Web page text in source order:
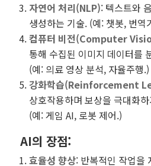
자연어 처리(NLP): 텍스트와
생성하는 기술. (예: 챗봇, 번역
컴퓨터 비전(Computer
통해 수집된 이미지 데이터를
(예: 의료 영상 분석, 자율주행.)
강화학습(Reinforcement
상호작용하며 보상을 극대화
(예: 게임 AI, 로봇 제어.)
AI의 장점:
효율성 향상: 반복적인 작업을